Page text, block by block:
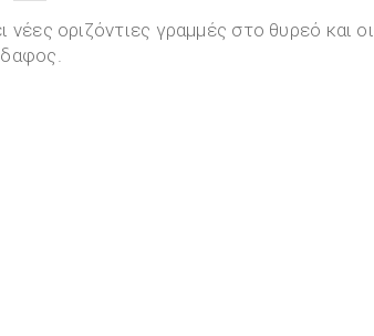
οριζόντιες γραμμές στο θυρεό και οι